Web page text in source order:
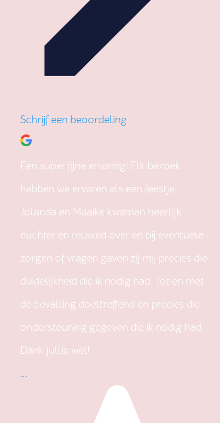
Schrijf een beoordeling
Een super fijne ervaring! Elk bezoek
hebben we ervaren als een feestje.
Jolanda en Maaike kwamen heerlijk
nuchter en relaxed over en bij eventuele
zorgen of vragen gaven zij mij precies die
duidelijkheid die ik nodig had. Tot en met
de bevalling doeltreffend en precies die
ondersteuning gegeven die ik nodig had.
Dank jullie wel!
...